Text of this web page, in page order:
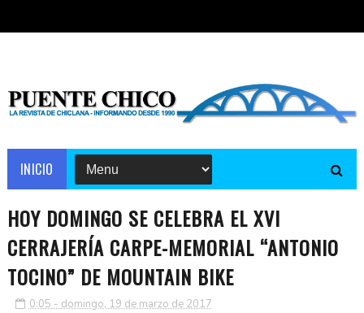
INICIO
HOY DOMINGO SE CELEBRA EL XVI
CERRAJERÍA CARPE-MEMORIAL “ANTONIO
TOCINO” DE MOUNTAIN BIKE
0:05 - domingo, 19 de marzo de 2017